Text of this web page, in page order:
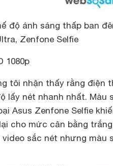
độ ánh sáng thấp ban
Zenfone Selfie
1080p
tôi nhận thấy rằng điện
lấy nét nhanh nhất. Màu
Asus Zenfone Selfie
cho mức cân bằng
sắc nét nhưng màu